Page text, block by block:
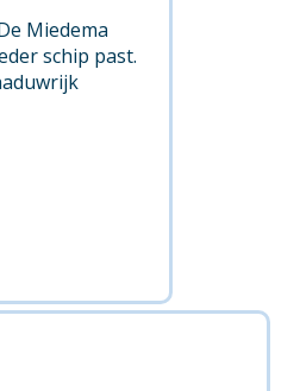
Miedema
schip past.